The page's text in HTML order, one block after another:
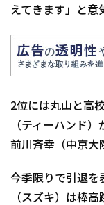
えてきます」と意
2位には丸山と高
（ティーハンド
前川斉幸（中京大
今季限りで引退を
（スズキ）は棒